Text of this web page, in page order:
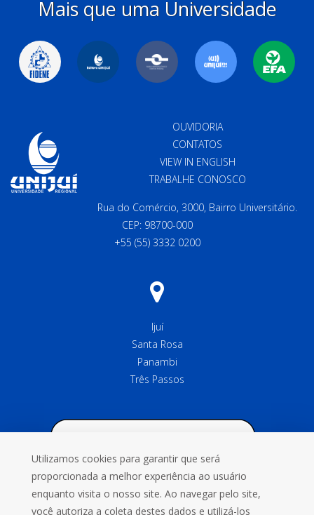
Mais que uma Universidade
OUVIDORIA
CONTATOS
VIEW IN ENGLISH
TRABALHE CONOSCO
Rua do Comércio, 3000, Bairro Universitário.
CEP: 98700-000
+55 (55) 3332 0200
Ijuí
Santa Rosa
Panambi
Três Passos
Utilizamos cookies para garantir que será
proporcionada a melhor experiência ao usuário
enquanto visita o nosso site. Ao navegar pelo site,
você autoriza a coleta destes dados e utilizá-los